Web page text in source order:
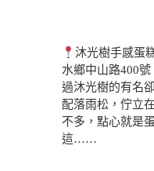
沐光樹手感蛋
水鄉中山路400
過沐光樹的有名
配落雨松，佇立
不多，點心就是
這……